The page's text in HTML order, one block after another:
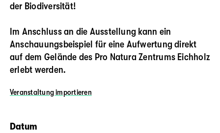
der Biodiversität!
Im Anschluss an die Ausstellung kann ein
Anschauungsbeispiel für eine Aufwertung direkt
auf dem Gelände des Pro Natura Zentrums Eichholz
erlebt werden.
Veranstaltungimportieren
Datum